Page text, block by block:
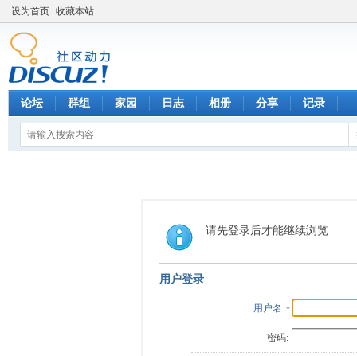
设为首页 收藏本站
论坛 群组 家园 日志 相册 分享 记录
请先登录后才能继续浏览
用户登录
用户名
密码: